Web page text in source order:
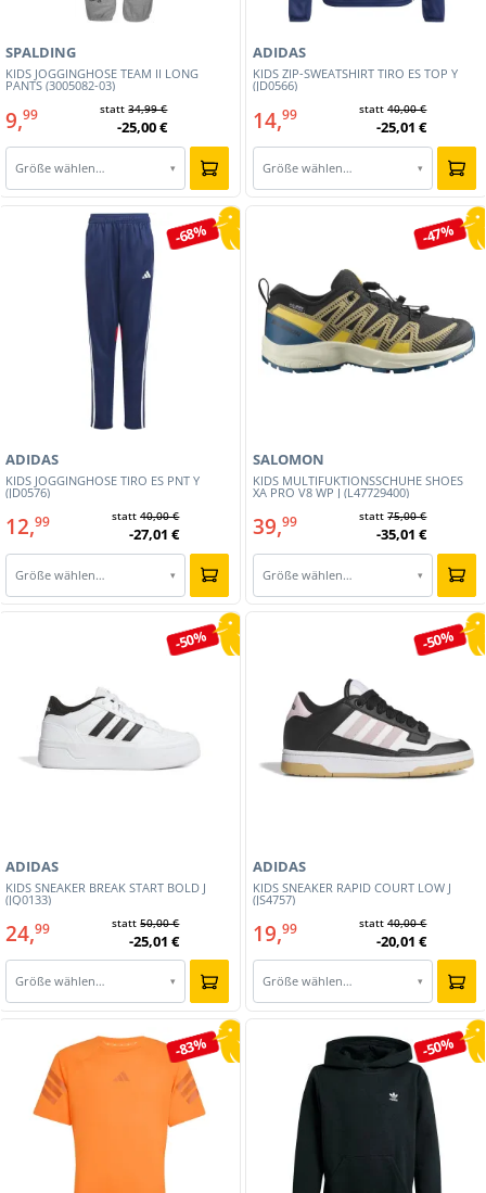
KIDS JOGGINGHOSE TEAM II LONG
PANTS (3005082-03)
SPALDING
9,99 statt34,99 €
-25,00 €
Größe wählen… ▾
KIDS ZIP-SWEATSHIRT TIRO ES TOP Y
(JD0566)
ADIDAS
14,99 statt40,00 €
-25,01 €
Größe wählen… ▾
-68%
KIDS JOGGINGHOSE TIRO ES PNT Y
(JD0576)
ADIDAS
12,99 statt40,00 €
-27,01 €
Größe wählen… ▾
-47%
KIDS MULTIFUKTIONSSCHUHE SHOES
XA PRO V8 WP J (L47729400)
SALOMON
39,99 statt75,00 €
-35,01 €
Größe wählen… ▾
-50%
KIDS SNEAKER BREAK START BOLD J
(JQ0133)
ADIDAS
24,99 statt50,00 €
-25,01 €
Größe wählen… ▾
-50%
KIDS SNEAKER RAPID COURT LOW J
(JS4757)
ADIDAS
19,99 statt40,00 €
-20,01 €
Größe wählen… ▾
-83% -50%